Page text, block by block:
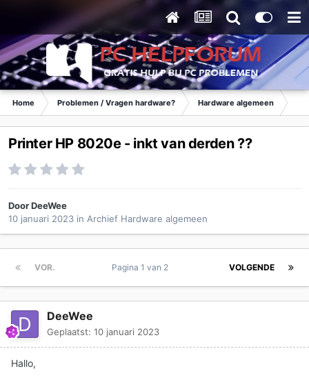
Home Problemen / Vragen hardware? Hardware algemeen
Printer HP 8020e - inkt van derden ??
DoorDeeWee
10 januari 2023 in Archief Hardware algemeen
VOR. VOLGENDE
Pagina 1 van 2
DeeWee
Geplaatst: 10 januari 2023
Hallo,